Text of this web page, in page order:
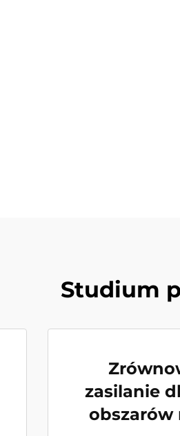
Studium
zasilanie
obszarów